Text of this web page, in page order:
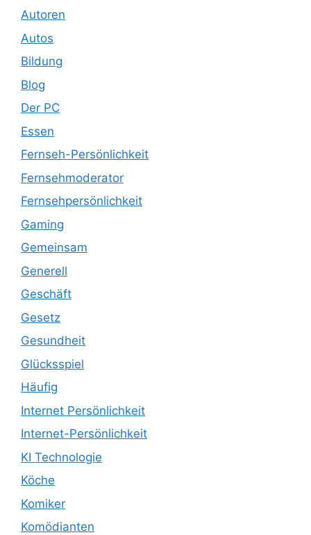
Autoren
Autos
Bildung
Blog
Der PC
Essen
Fernseh-Persönlichkeit
Fernsehmoderator
Fernsehpersönlichkeit
Gaming
Gemeinsam
Generell
Geschäft
Gesetz
Gesundheit
Glücksspiel
Häufig
Internet Persönlichkeit
Internet-Persönlichkeit
KI Technologie
Köche
Komiker
Komödianten